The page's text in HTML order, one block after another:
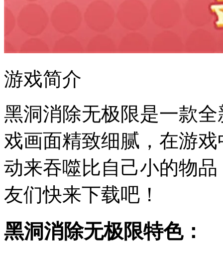
游戏简介
黑洞消除无极限是一款
戏画面精致细腻，在游
动来吞噬比自己小的物
友们快来下载吧！
黑洞消除无极限特色：